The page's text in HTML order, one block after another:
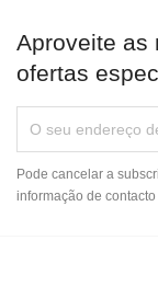
Aproveite as
ofertas
Pode cancelar a
informação de